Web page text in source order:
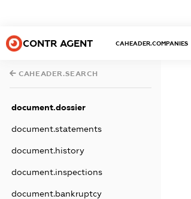
CONTR AGENT CAHEADER.COMPANIES
CAHEADER.SEARCH
document.dossier
document.statements
document.history
document.inspections
document.bankruptcy